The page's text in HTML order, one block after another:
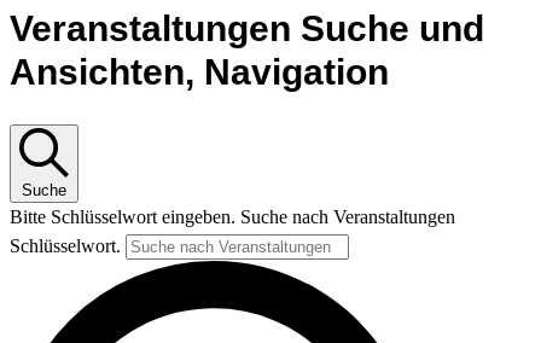
Veranstaltungen Suche und
Ansichten, Navigation
Suche
Bitte Schlüsselwort eingeben. Suche nach Veranstaltungen
Schlüsselwort.